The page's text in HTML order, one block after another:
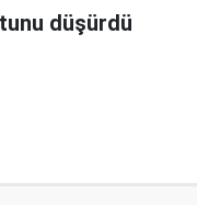
düşürdü